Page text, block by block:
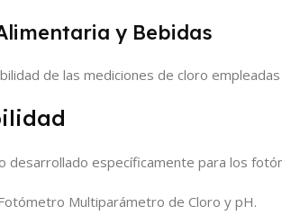
y Bebidas
de las mediciones de cloro
desarrollado específicamente para los
Multiparámetro de Cloro y pH.